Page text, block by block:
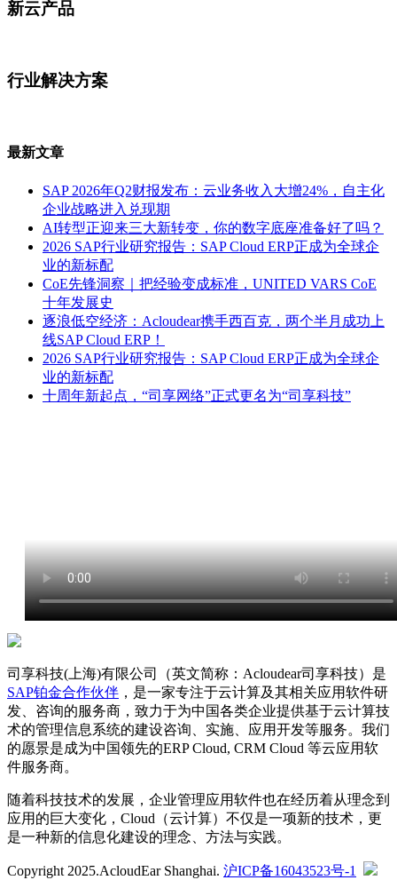
新云产品
行业解决方案
最新文章
SAP 2026年Q2财报发布：云业务收入大增24%，自主化
企业战略进入兑现期
AI转型正迎来三大新转变，你的数字底座准备好了吗？
2026 SAP行业研究报告：SAP Cloud ERP正成为全球企
业的新标配
CoE先锋洞察｜把经验变成标准，UNITED VARS CoE
十年发展史
逐浪低空经济：Acloudear携手西百克，两个半月成功上
线SAP Cloud ERP！
2026 SAP行业研究报告：SAP Cloud ERP正成为全球企
业的新标配
十周年新起点，“司享网络”正式更名为“司享科技”
司享科技(上海)有限公司（英文简称：Acloudear司享科技）是
SAP铂金合作伙伴 ，是一家专注于云计算及其相关应用软件研
发、咨询的服务商，致力于为中国各类企业提供基于云计算技
术的管理信息系统的建设咨询、实施、应用开发等服务。我们
的愿景是成为中国领先的ERP Cloud, CRM Cloud 等云应用软
件服务商。
随着科技技术的发展，企业管理应用软件也在经历着从理念到
应用的巨大变化，Cloud（云计算）不仅是一项新的技术，更
是一种新的信息化建设的理念、方法与实践。
Copyright 2025.AcloudEar Shanghai. 沪ICP备16043523号-1